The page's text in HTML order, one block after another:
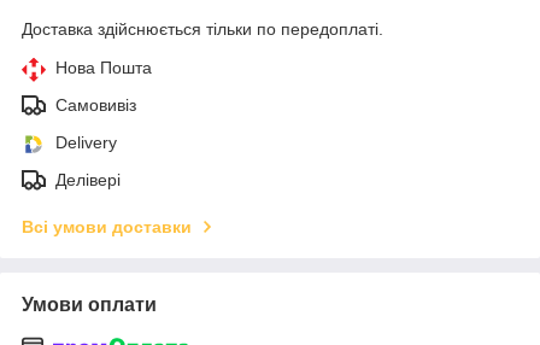
Доставка здійснюється тільки по передоплаті.
Нова Пошта
Самовивіз
Delivery
Делівері
Всі умови доставки
Умови оплати